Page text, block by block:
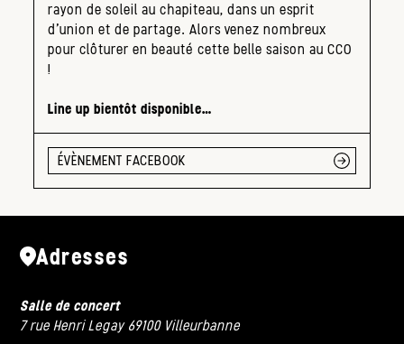
rayon de soleil au chapiteau, dans un esprit
d’union et de partage. Alors venez nombreux
pour clôturer en beauté cette belle saison au CCO
!
Line up bientôt disponible…
ÉVÈNEMENT FACEBOOK
Adresses
Salle de concert
7 rue Henri Legay 69100 Villeurbanne